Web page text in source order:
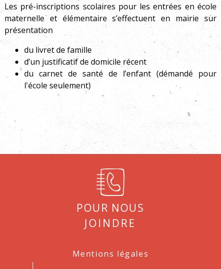
Les pré-inscriptions scolaires pour les entrées en école
maternelle et élémentaire s’effectuent en mairie sur
présentation
du livret de famille
d’un justificatif de domicile récent
du carnet de santé de l’enfant (démandé pour
l'école seulement)
Pour nous
joindre
Mentions légales